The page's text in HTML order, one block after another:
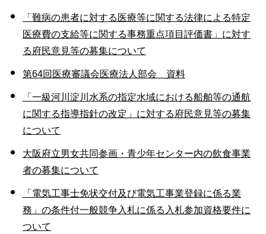
「難病の患者に対する医療等に関する法律による特定
医療費の支給等に関する事務重点項目評価書」に対す
る府民意見等の募集について
第64回医療審議会医療法人部会 資料
「一級河川淀川水系の指定水域における船舶等の通航
に関する指導指針の改定」に対する府民意見等の募集
について
大阪府立男女共同参画・青少年センター内の飲食事業
者の募集について
「電気工事士免状交付及び電気工事業登録に係る業
務」の条件付一般競争入札に係る入札参加資格要件に
ついて